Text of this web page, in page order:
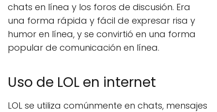
chats en línea y los foros de discusión. Era
una forma rápida y fácil de expresar risa y
humor en línea, y se convirtió en una forma
popular de comunicación en línea.
Uso de LOL en internet
LOL se utiliza comúnmente en chats, mensajes